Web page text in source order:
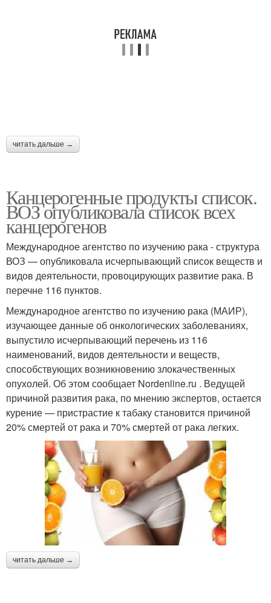
читать дальше →
Канцерогенные продукты список.
ВОЗ опубликовала список всех
канцерогенов
Международное агентство по изучению рака - структура
ВОЗ — опубликовала исчерпывающий список веществ и
видов деятельности, провоцирующих развитие рака. В
перечне 116 пунктов.
Международное агентство по изучению рака (МАИР),
изучающее данные об онкологических заболеваниях,
выпустило исчерпывающий перечень из 116
наименований, видов деятельности и веществ,
способствующих возникновению злокачественных
опухолей. Об этом сообщает Nordenline.ru . Ведущей
причиной развития рака, по мнению экспертов, остается
курение — пристрастие к табаку становится причиной
20% смертей от рака и 70% смертей от рака легких.
читать дальше →